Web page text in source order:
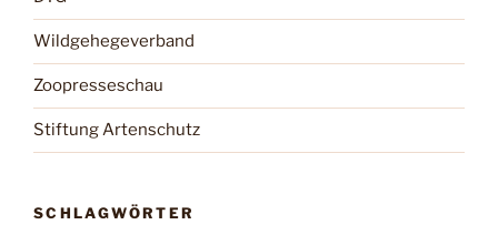
Wildgehegeverband
Zoopresseschau
Stiftung Artenschutz
SCHLAGWÖRTER